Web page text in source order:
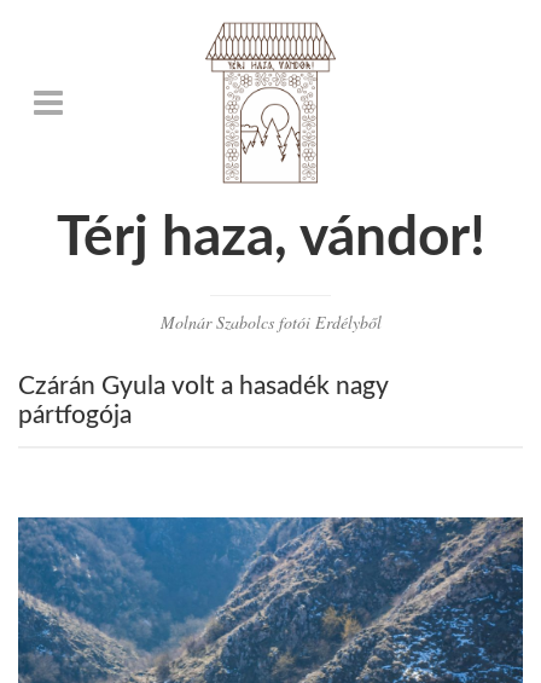
Térj haza, vándor!
Molnár Szabolcs fotói Erdélyből
Czárán Gyula volt a hasadék nagy
pártfogója